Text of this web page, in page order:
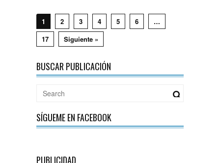
1 2 3 4 5 6
…
17
Siguiente »
BUSCAR PUBLICACIÓN
SÍGUEME EN FACEBOOK
PUBLICIDAD